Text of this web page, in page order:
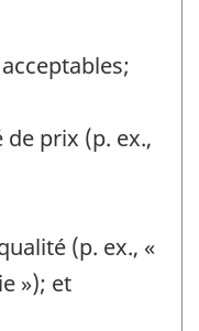
prix (p. ex.,
(p. ex., «
»); et